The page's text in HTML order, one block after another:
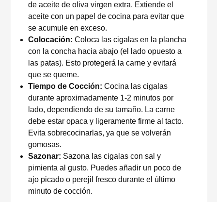
de aceite de oliva virgen extra. Extiende el
aceite con un papel de cocina para evitar que
se acumule en exceso.
Colocación: Coloca las cigalas en la plancha
con la concha hacia abajo (el lado opuesto a
las patas). Esto protegerá la carne y evitará
que se queme.
Tiempo de Cocción: Cocina las cigalas
durante aproximadamente 1-2 minutos por
lado, dependiendo de su tamaño. La carne
debe estar opaca y ligeramente firme al tacto.
Evita sobrecocinarlas, ya que se volverán
gomosas.
Sazonar: Sazona las cigalas con sal y
pimienta al gusto. Puedes añadir un poco de
ajo picado o perejil fresco durante el último
minuto de cocción.